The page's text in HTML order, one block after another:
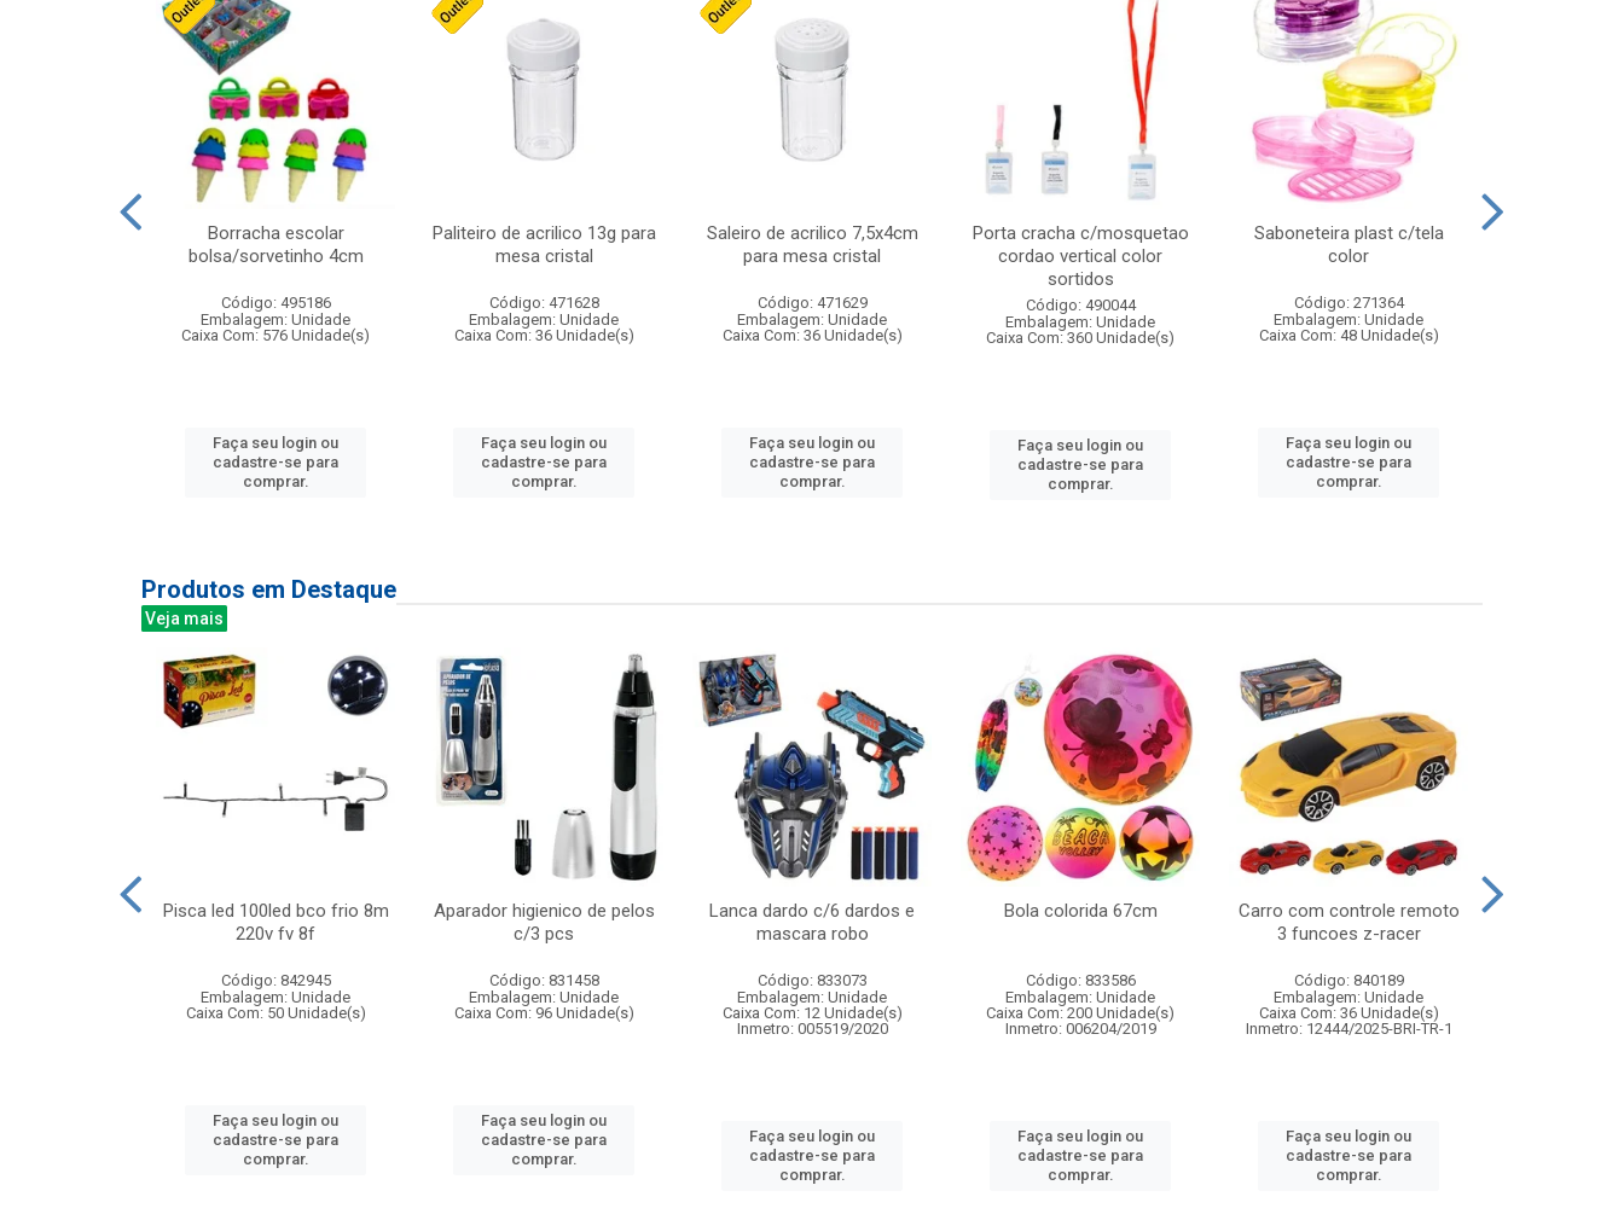
Borracha escolar
bolsa/sorvetinho 4cm
Código: 495186
Embalagem: Unidade
Caixa Com: 576 Unidade(s)
Faça seu login ou
cadastre-se para
comprar.
Paliteiro de acrilico 13g para
mesa cristal
Código: 471628
Embalagem: Unidade
Caixa Com: 36 Unidade(s)
Faça seu login ou
cadastre-se para
comprar.
Saleiro de acrilico 7,5x4cm
para mesa cristal
Código: 471629
Embalagem: Unidade
Caixa Com: 36 Unidade(s)
Faça seu login ou
cadastre-se para
comprar.
Porta cracha c/mosquetao
cordao vertical color
sortidos
Código: 490044
Embalagem: Unidade
Caixa Com: 360 Unidade(s)
Faça seu login ou
cadastre-se para
comprar.
Saboneteira plast c/tela
color
Código: 271364
Embalagem: Unidade
Caixa Com: 48 Unidade(s)
Faça seu login ou
cadastre-se para
comprar.
Produtos em Destaque
Veja mais
Pisca led 100led bco frio 8m
220v fv 8f
Código: 842945
Embalagem: Unidade
Caixa Com: 50 Unidade(s)
Faça seu login ou
cadastre-se para
comprar.
Aparador higienico de pelos
c/3 pcs
Código: 831458
Embalagem: Unidade
Caixa Com: 96 Unidade(s)
Faça seu login ou
cadastre-se para
comprar.
Lanca dardo c/6 dardos e
mascara robo
Código: 833073
Embalagem: Unidade
Caixa Com: 12 Unidade(s)
Inmetro: 005519/2020
Faça seu login ou
cadastre-se para
comprar.
Bola colorida 67cm
Código: 833586
Embalagem: Unidade
Caixa Com: 200 Unidade(s)
Inmetro: 006204/2019
Faça seu login ou
cadastre-se para
comprar.
Carro com controle remoto
3 funcoes z-racer
Código: 840189
Embalagem: Unidade
Caixa Com: 36 Unidade(s)
Inmetro: 12444/2025-BRI-TR-1
Faça seu login ou
cadastre-se para
comprar.